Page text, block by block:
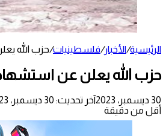
الرئيسية/الأخبار/فلسطينيات/حزب الله يعلن عن
حزب الله يعلن عن استشهاد 4 عناصر بالاشتباكات
30 ديسمبر، 2023
آخر تحديث: 30 ديسمبر، 2023
أقل من دقيقة